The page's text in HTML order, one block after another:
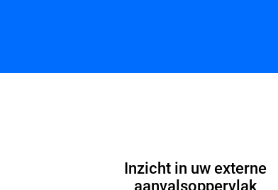
Inzicht in uw externe
aanvalsoppervlak